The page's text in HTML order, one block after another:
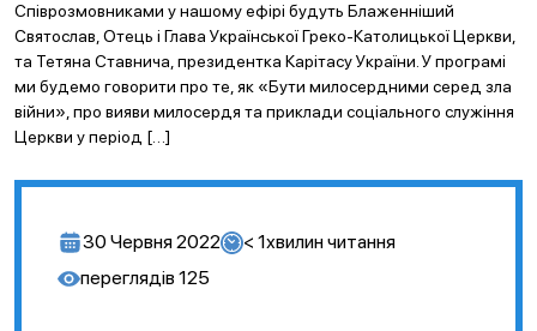
Співрозмовниками у нашому ефірі будуть Блаженніший
Святослав, Отець і Глава Української Греко-Католицької Церкви,
та Тетяна Ставнича, президентка Карітасу України. У програмі
ми будемо говорити про те, як «Бути милосердними серед зла
війни», про вияви милосердя та приклади соціального служіння
Церкви у період […]
30 Червня 2022 < 1хвилин читання
переглядів 125